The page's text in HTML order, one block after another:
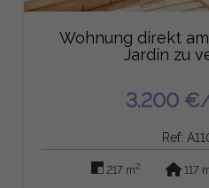
Wohnung direkt
Jardin zu
3.200
Ref:
217 m2 117